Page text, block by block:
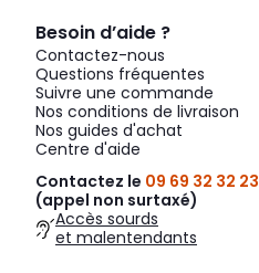
Besoin d’aide ?
Contactez-nous
Questions fréquentes
Suivre une commande
Nos conditions de livraison
Nos guides d'achat
Centre d'aide
Contactez le 09 69 32 32 23
(appel non surtaxé)
Accès sourds
et malentendants